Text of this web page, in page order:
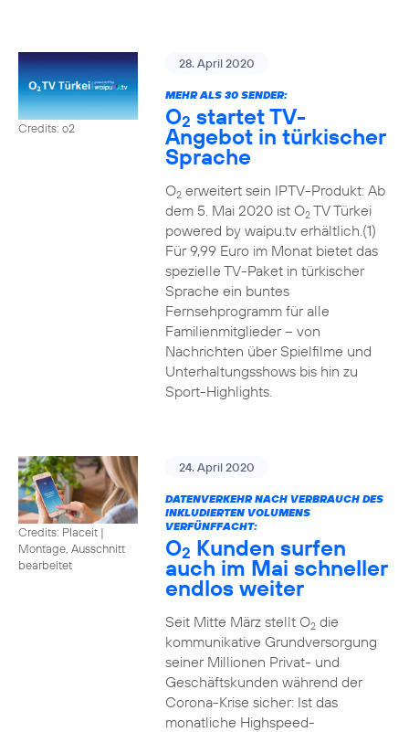
Credits: o2
28. April 2020
MEHR ALS 30 SENDER:
O2 startet TV-
Angebot in türkischer
Sprache
O2erweitert sein IPTV-Produkt: Ab
dem 5. Mai 2020 ist O2TV Türkei
powered by waipu.tv erhältlich.(1)
Für 9,99 Euro im Monat bietet das
spezielle TV-Paket in türkischer
Sprache ein buntes
Fernsehprogramm für alle
Familienmitglieder – von
Nachrichten über Spielfilme und
Unterhaltungsshows bis hin zu
Sport-Highlights.
Credits: Placeit |
Montage, Ausschnitt
bearbeitet
24. April 2020
DATENVERKEHR NACH VERBRAUCH DES
INKLUDIERTEN VOLUMENS
VERFÜNFFACHT:
O2 Kunden surfen
auch im Mai schneller
endlos weiter
Seit Mitte März stellt O2die
kommunikative Grundversorgung
seiner Millionen Privat- und
Geschäftskunden während der
Corona-Krise sicher: Ist das
monatliche Highspeed-